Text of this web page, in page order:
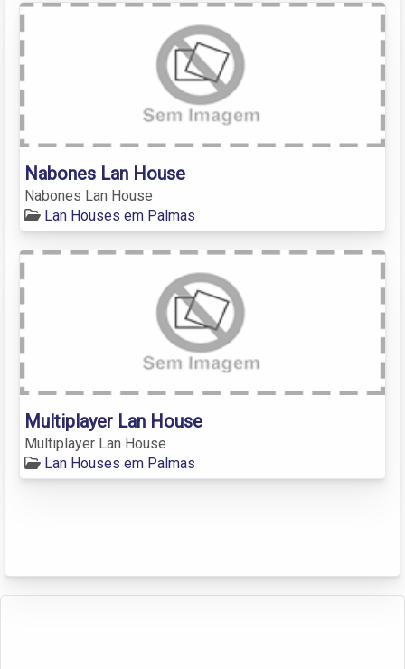
Nabones Lan House
Nabones Lan House
Lan Houses em Palmas
Multiplayer Lan House
Multiplayer Lan House
Lan Houses em Palmas